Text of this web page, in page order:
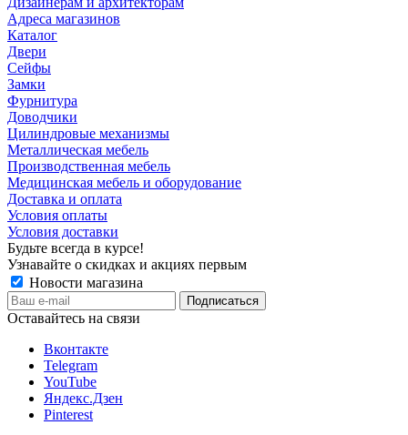
Адреса магазинов
Каталог
Двери
Сейфы
Замки
Фурнитура
Доводчики
Цилиндровые механизмы
Металлическая мебель
Производственная мебель
Медицинская мебель и оборудование
Доставка и оплата
Условия оплаты
Условия доставки
Будьте всегда в курсе!
Узнавайте о скидках и акциях первым
Новости магазина
Оставайтесь на связи
Вконтакте
Telegram
YouTube
Яндекс.Дзен
Pinterest